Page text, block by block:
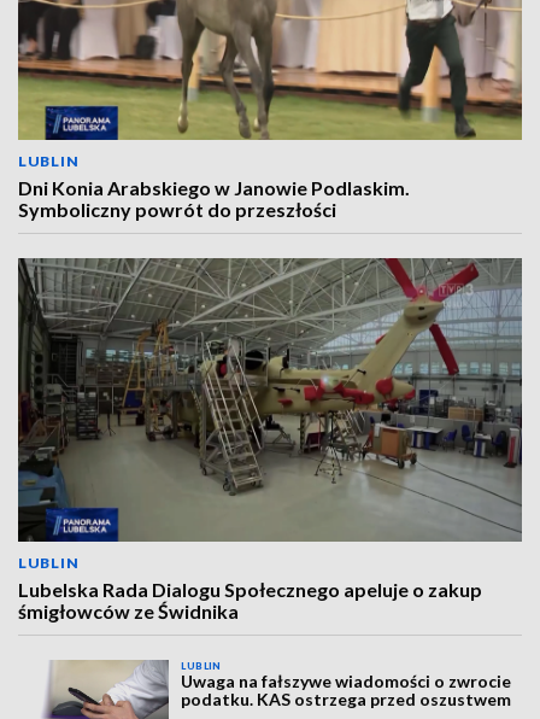
LUBLIN
Dni Konia Arabskiego w Janowie Podlaskim.
Symboliczny powrót do przeszłości
LUBLIN
Lubelska Rada Dialogu Społecznego apeluje o zakup
śmigłowców ze Świdnika
LUBLIN
Uwaga na fałszywe wiadomości o zwrocie
podatku. KAS ostrzega przed oszustwem